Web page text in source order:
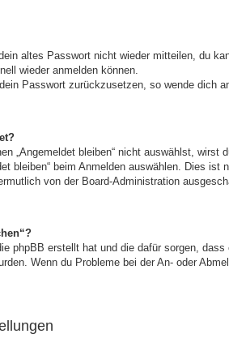
altes Passwort nicht wieder mitteilen, du
wieder anmelden können.
Passwort zurückzusetzen, so wende dich
„Angemeldet bleiben“ nicht auswählst,
bleiben“ beim Anmelden auswählen. Dies
von der Board-Administration
phpBB erstellt hat und die dafür sorgen,
Wenn du Probleme bei der An- oder